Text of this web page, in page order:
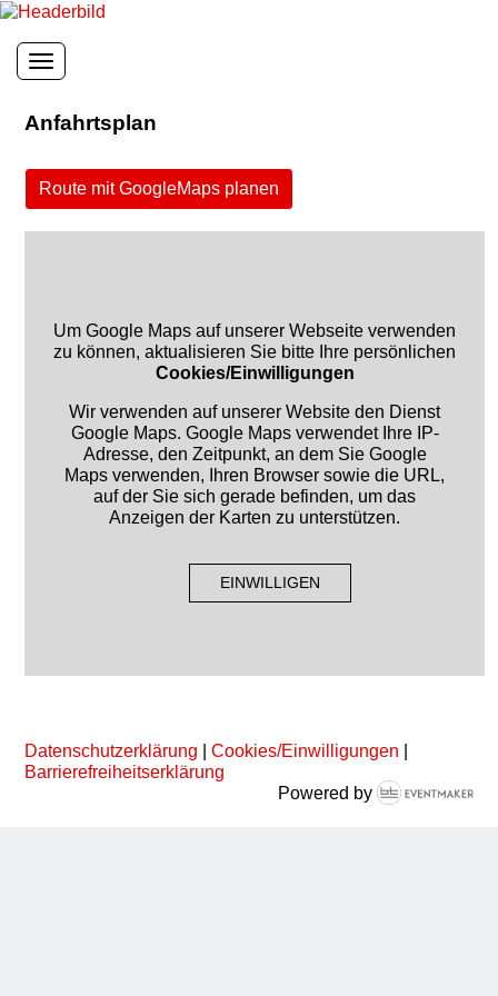
Toggle navigation
Anfahrtsplan
Route mit GoogleMaps planen
Um Google Maps auf unserer Webseite verwenden
zu können, aktualisieren Sie bitte Ihre persönlichen
Cookies/Einwilligungen
Wir verwenden auf unserer Website den Dienst
Google Maps. Google Maps verwendet Ihre IP-
Adresse, den Zeitpunkt, an dem Sie Google
Maps verwenden, Ihren Browser sowie die URL,
auf der Sie sich gerade befinden, um das
Anzeigen der Karten zu unterstützen.
EINWILLIGEN
Datenschutzerklärung Cookies/Einwilligungen
Barrierefreiheitserklärung
Powered by